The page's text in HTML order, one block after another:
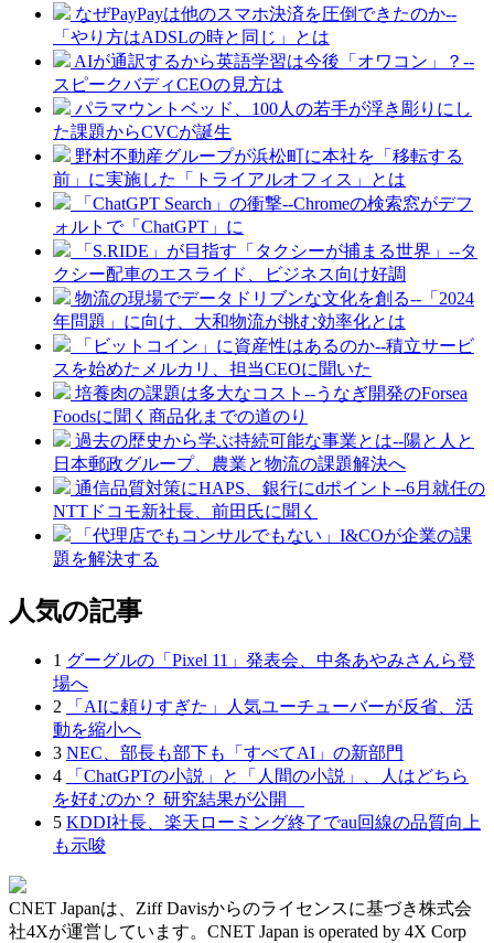
なぜPayPayは他のスマホ決済を圧倒できたのか--
「やり方はADSLの時と同じ」とは
AIが通訳するから英語学習は今後「オワコン」？--
スピークバディCEOの見方は
パラマウントベッド、100人の若手が浮き彫りにし
た課題からCVCが誕生
野村不動産グループが浜松町に本社を「移転する
前」に実施した「トライアルオフィス」とは
「ChatGPT Search」の衝撃--Chromeの検索窓がデフ
ォルトで「ChatGPT」に
「S.RIDE」が目指す「タクシーが捕まる世界」--タ
クシー配車のエスライド、ビジネス向け好調
物流の現場でデータドリブンな文化を創る--「2024
年問題」に向け、大和物流が挑む効率化とは
「ビットコイン」に資産性はあるのか--積立サービ
スを始めたメルカリ、担当CEOに聞いた
培養肉の課題は多大なコスト--うなぎ開発のForsea
Foodsに聞く商品化までの道のり
過去の歴史から学ぶ持続可能な事業とは--陽と人と
日本郵政グループ、農業と物流の課題解決へ
通信品質対策にHAPS、銀行にdポイント--6月就任の
NTTドコモ新社長、前田氏に聞く
「代理店でもコンサルでもない」I&COが企業の課
題を解決する
人気の記事
1 グーグルの「Pixel 11」発表会、中条あやみさんら登
場へ
2
「AIに頼りすぎた」人気ユーチューバーが反省、活
動を縮小へ
3 NEC、部長も部下も「すべてAI」の新部門
4
「ChatGPTの小説」と「人間の小説」、人はどちら
を好むのか？ 研究結果が公開
5 KDDI社長、楽天ローミング終了でau回線の品質向上
も示唆
CNET Japanは、Ziff Davisからのライセンスに基づき株式会
社4Xが運営しています。CNET Japan is operated by 4X Corp